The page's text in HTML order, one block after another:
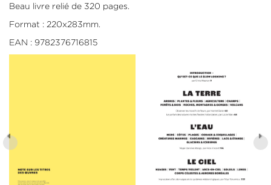
Beau livre relié de 320 pages.
Format : 220x283mm.
EAN : 9782376716815